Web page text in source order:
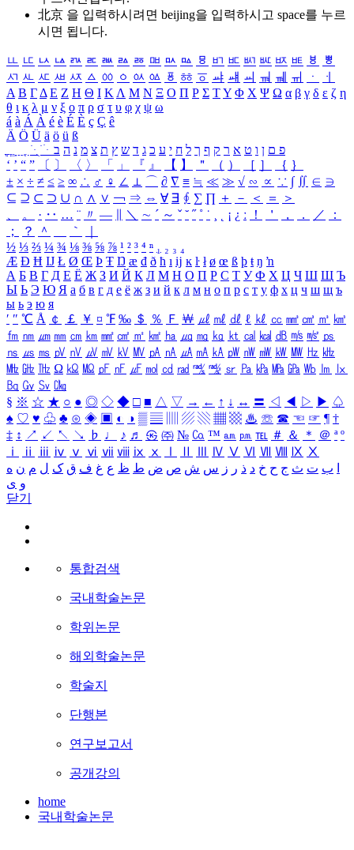
北京 을 입력하시려면 beijing을 입력하시고 space를 누르
시면 됩니다.
ㅥ ㅦ ㅧ ㅨ ㅩ ㅪ ㅫ ㅬ ㅭ ㅮ ㅯ ㅰ ㅱ ㅲ ㅳ ㅴ ㅵ ㅶ ㅷ ㅸ
ㅹ
ㅺ ㅻ ㅼ ㅽ ㅾ ㅿ ㆀ ㆁ ㆂ ㆃ ㆄ ㆅ ㆆ ㆇ ㆈ ㆉ ㆊ ㆋ ㆌ ㆍ
ㆎ
Α Β ΓΔ Ε Ζ Η Θ Ι ΚΛ Μ Ν Ξ Ο Π Ρ Σ ΤΥ Φ Χ Ψ Ω α β γ δ ε ζ η
θ ι κ λ μ ν ξ ο π ρ σ τ υ φ χ ψ ω
á à Á À é è É È ç Ç ê
Ä Ö Ü ä ö ü ß
ִֶֹ ֻּ ׁׂ פ ם ן ו ט א ר ק ף ך ל ח י ע כ ג ד ש ץ ת צ מ נ ה ב
‘ ’ “ ” 〔 〕 〈 〉 「 」 『 』 【 】 ＂ （ ） ［ ］ ｛ ｝
± × ÷ ≠ ≤ ≥ ∞ ∴ ♂ ♀ ∠ ⊥ ⌒ ∂ ∇ ≡ ≒ ≪ ≫ √ ∽ ∝ ∵ ∫ ∬ ∈ ∋
⊆ ⊇ ⊂ ⊃ ∪ ∩ ∧ ∨ ￢ ⇒ ⇔ ∀ ∃ ∮ ∑ ∏ ＋ － ＜ ＝
＞
、
。 · ‥ … ¨ 〃 ― ＼ ∼ ´ ～ ˇ ˘ ˝ ˚ ˙ ¸ ¡ ¿ ː ！ ＇ ， ． ／
：
；
？ ＾ ｀
½ ⅓ ⅔ ¼ ¾ ⅛ ⅜ ⅝ ⅞ ¹ ² ³ ⁴ ⁿ ₁ ₂ ₃ ₄
Æ Ð Ħ Ĳ Ł Ø Œ Þ Ŧ Ŋ æ đ ð ħ ı ĳ ĸ ŀ ł ø œ ß þ ŧ ŋ ŉ
А Б В Г Д Е Ё Ж З И Й К Л М Н О П Р С Т У Ф Х Ц Ч Ш Щ Ъ
Ы Ь Э Ю Я а б в г д е ё ж з и й к л м н о п р с т у ф х ц ч ш щ ъ
ы ь э ю я
′ ″ ℃ Å ￠ ￡ ￥ ¤ ℉ ‰ ＄ ％ Ｆ ￦ ㎕ ㎖ ㎗ ℓ ㎘ ㏄ ㎣ ㎤ ㎥ ㎦
㎙ ㎚ ㎛ ㎜ ㎝ ㎞ ㎟ ㎠ ㎡ ㎢ ㏊ ㎍ ㎎ ㎏ ㏏ ㎈ ㎉ ㏈ ㎧ ㎨ ㎰
㎱ ㎲ ㎳ ㎴ ㎵ ㎶ ㎷ ㎸ ㎹ ㎀ ㎁ ㎂ ㎃ ㎄ ㎺ ㎻ ㎽ ㎾ ㎿ ㎐ ㎑
㎒ ㎓ ㎔ Ω ㏀ ㏁ ㎊ ㎋ ㎌ ㏖ ㏅ ㎭ ㎮ ㎯ ㏛ ㎩ ㎪ ㎫ ㎬ ㏝ ㏐
㏓
㏃ ㏉ ㏜ ㏆
§ ※ ☆ ★ ○ ● ◎ ◇ ◆ □ ■ △ ▽ → ← ↑ ↓ ↔ 〓 ◁ ◀ ▷ ▶ ♤
♠ ♡ ♥ ♧ ♣ ⊙ ◈ ▣ ◐ ◑ ▒ ▤ ▨ ▧ ▦ ▩ ♨ ☏ ☎ ☜ ☞ ¶ †
‡ ↕ ↗ ↙ ↖ ↘ ♭ ♩ ♪ ♬ ㉿ ㈜ № ㏇ ™ ㏂ ㏘ ℡ ＃ ＆ ＊ ＠ ª º
ⅰ
ⅱ ⅲ ⅳ ⅴ ⅵ ⅶ ⅷ ⅸ ⅹ Ⅳ Ⅴ Ⅵ Ⅶ Ⅷ Ⅸ Ⅹ
ب ت ث ج ح خ د ذ ر ز س ش ص ض ط ظ ع غ ف ق ک ل م ن ه
و ی
닫기
통합검색
국내학술논문
학위논문
해외학술논문
학술지
단행본
연구보고서
공개강의
home
국내학술논문